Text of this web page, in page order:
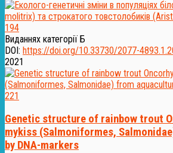
194
Виданнях категорії Б
DOI: https://doi.org/10.33730/2077-
2021
221
Genetic structure of rainbow trout
mykiss (Salmoniformes,
by DNA-markers